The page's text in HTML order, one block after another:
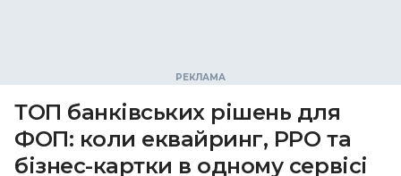
ТОП банківських рішень для
ФОП: коли еквайринг, РРО та
бізнес-картки в одному сервісі